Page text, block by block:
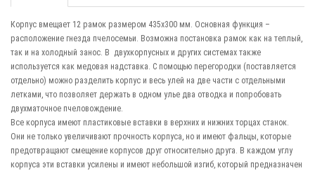
Корпус вмещает 12 рамок размером 435х300 мм. Основная функция –
расположение гнезда пчелосемьи. Возможна постановка рамок как на теплый,
так и на холодный занос. В двухкорпусных и других системах также
используется как медовая надставка. С помощью перегородки (поставляется
отдельно) можно разделить корпус и весь улей на две части с отдельными
летками, что позволяет держать в одном улье два отводка и попробовать
двухматочное пчеловождение.
Все корпуса имеют пластиковые вставки в верхних и нижних торцах станок.
Они не только увеличивают прочность корпуса, но и имеют фальцы, которые
предотвращают смещение корпусов друг относительно друга. В каждом углу
корпуса эти вставки усилены и имеют небольшой изгиб, который предназначен